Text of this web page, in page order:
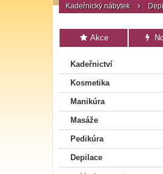
Kadeřnický nábytek
Akce
Kadeřnictví
Kosmetika
Manikúra
Masáže
Pedikúra
Depilace